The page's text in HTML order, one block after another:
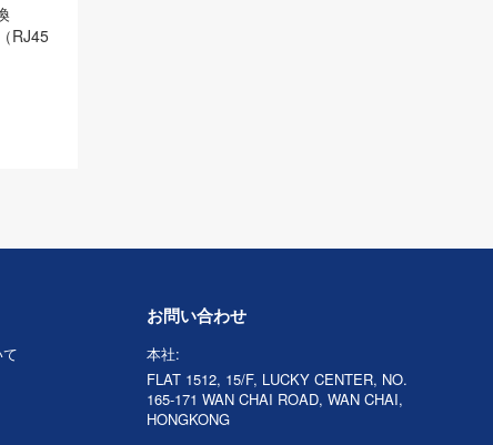
RJ45
お問い合わせ
本社:
FLAT 1512, 15/F, LUCKY CENTER, NO.
165-171 WAN CHAI ROAD, WAN CHAI,
HONGKONG